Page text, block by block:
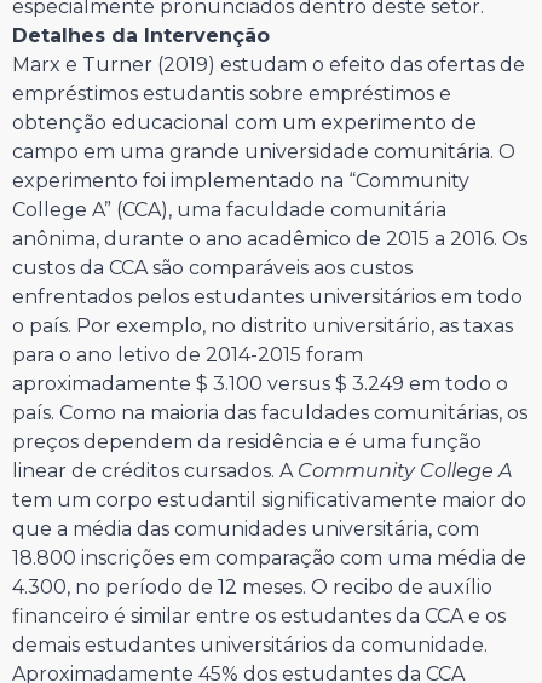
especialmente pronunciados dentro deste setor.
Detalhes da Intervenção
Marx e Turner (2019) estudam o efeito das ofertas de
empréstimos estudantis sobre empréstimos e
obtenção educacional com um experimento de
campo em uma grande universidade comunitária. O
experimento foi implementado na “Community
College A” (CCA), uma faculdade comunitária
anônima, durante o ano acadêmico de 2015 a 2016. Os
custos da CCA são comparáveis aos custos
enfrentados pelos estudantes universitários em todo
o país. Por exemplo, no distrito universitário, as taxas
para o ano letivo de 2014-2015 foram
aproximadamente $ 3.100 versus $ 3.249 em todo o
país. Como na maioria das faculdades comunitárias, os
preços dependem da residência e é uma função
linear de créditos cursados. A Community College A
tem um corpo estudantil significativamente maior do
que a média das comunidades universitária, com
18.800 inscrições em comparação com uma média de
4.300, no período de 12 meses. O recibo de auxílio
financeiro é similar entre os estudantes da CCA e os
demais estudantes universitários da comunidade.
Aproximadamente 45% dos estudantes da CCA